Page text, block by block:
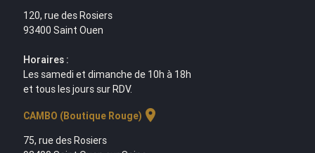
120, rue des Rosiers
93400 Saint Ouen
Horaires :
Les samedi et dimanche de 10h à 18h
et tous les jours sur RDV.
CAMBO (Boutique Rouge) location_on
75, rue des Rosiers